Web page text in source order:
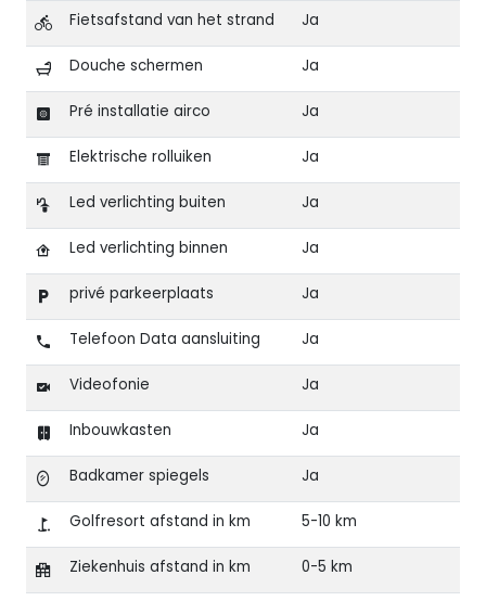
Fietsafstand van het strand Ja
Douche schermen Ja
Pré installatie airco Ja
Elektrische rolluiken Ja
Led verlichting buiten Ja
Led verlichting binnen Ja
privé parkeerplaats Ja
Telefoon Data aansluiting Ja
Videofonie Ja
Inbouwkasten Ja
Badkamer spiegels Ja
Golfresort afstand in km 5-10 km
Ziekenhuis afstand in km 0-5 km